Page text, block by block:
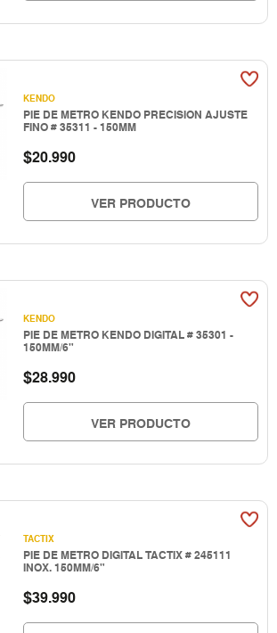
KENDO
PIE DE METRO KENDO PRECISION AJUSTE
FINO # 35311 - 150MM
$20.990
VER PRODUCTO
KENDO
PIE DE METRO KENDO DIGITAL # 35301 -
150MM/6"
$28.990
VER PRODUCTO
TACTIX
PIE DE METRO DIGITAL TACTIX # 245111
INOX. 150MM/6"
$39.990